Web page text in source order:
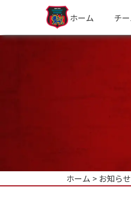
ホーム チ
ホーム > お知ら